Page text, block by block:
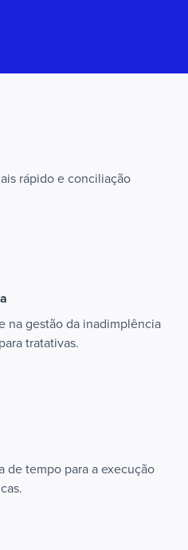
rápido e conciliação
na gestão da inadimplência
tratativas.
de tempo para a execução